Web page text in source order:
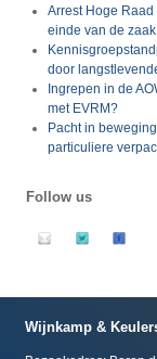
Arrest Hoge
einde van de
door
Ingrepen in de
met EVRM?
Pacht in
particuliere
Follow us
Wijnkamp &